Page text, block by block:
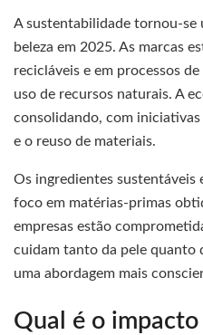
A sustentabilidade tornou-se
beleza em 2025. As marcas
recicláveis e em processos
uso de recursos naturais. A
consolidando, com
e o reuso de materiais.
Os ingredientes sustentáveis
foco em matérias-primas
empresas estão
cuidam tanto da pele quanto
uma abordagem mais
Qual é o impacto